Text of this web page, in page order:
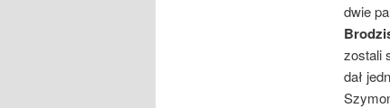
dwie
zostali
dał